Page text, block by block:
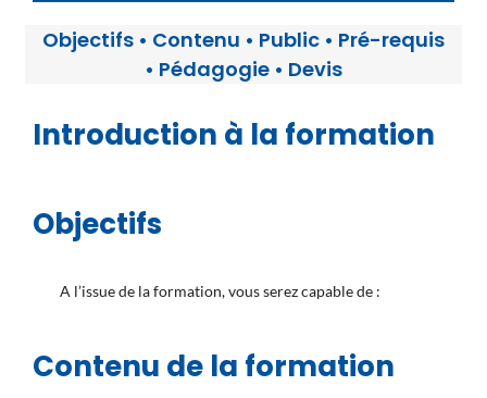
Objectifs • Contenu • Public • Pré-requis
• Pédagogie • Devis
Introduction à la formation
Objectifs
A l’issue de la formation, vous serez capable de :
Contenu de la formation